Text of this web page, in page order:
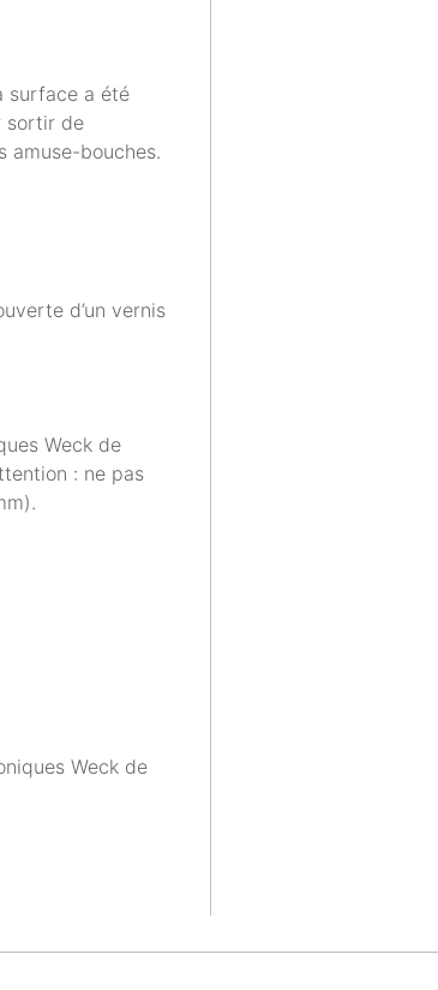
surface a été
sortir de
amuse-bouches.
d’un vernis
Weck de
: ne pas
Weck de